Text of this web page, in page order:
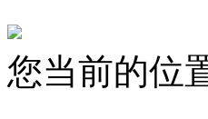
您当前的位